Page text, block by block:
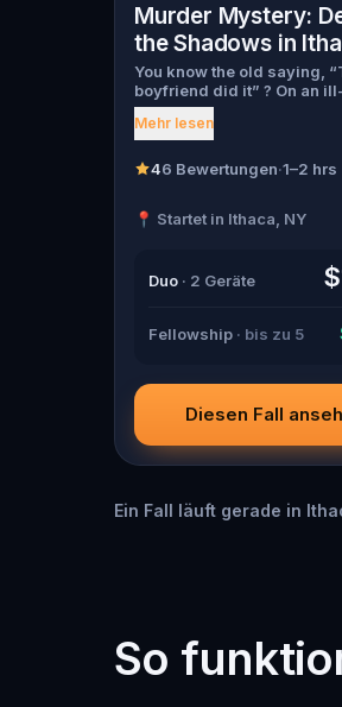
Murder Mystery:
the Shadows in
You know the old saying,
boyfriend did it” ? On an
night, love goes terribly
Bella Wanderlust and
found dead during a ghost
truth. Was it Walter, the
guide with a flair for the
Or is someone else hiding
the real murderer before
crucial evidence.
Mehr lesen
46 Bewertungen·1–2 hrs
📍 Startet in Ithaca, NY
Duo · 2 Geräte
Fellowship · bis zu 5
Diesen Fall
Ein Fall läuft gerade in
So